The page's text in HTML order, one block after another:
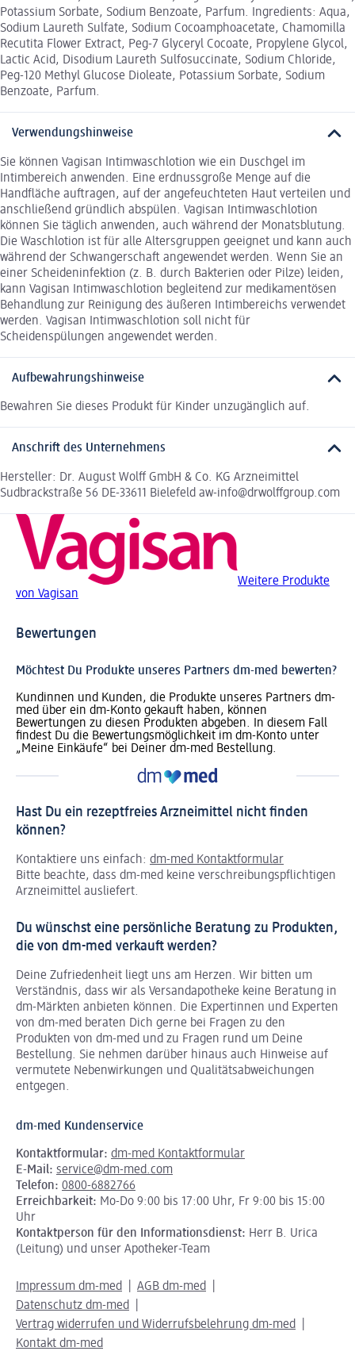
Potassium Sorbate, Sodium Benzoate, Parfum. Ingredients: Aqua,
Sodium Laureth Sulfate, Sodium Cocoamphoacetate, Chamomilla
Recutita Flower Extract, Peg-7 Glyceryl Cocoate, Propylene Glycol,
Lactic Acid, Disodium Laureth Sulfosuccinate, Sodium Chloride,
Peg-120 Methyl Glucose Dioleate, Potassium Sorbate, Sodium
Benzoate, Parfum.
Verwendungshinweise
Sie können Vagisan Intimwaschlotion wie ein Duschgel im
Intimbereich anwenden. Eine erdnussgroße Menge auf die
Handfläche auftragen, auf der angefeuchteten Haut verteilen und
anschließend gründlich abspülen. Vagisan Intimwaschlotion
können Sie täglich anwenden, auch während der Monatsblutung.
Die Waschlotion ist für alle Altersgruppen geeignet und kann auch
während der Schwangerschaft angewendet werden. Wenn Sie an
einer Scheideninfektion (z. B. durch Bakterien oder Pilze) leiden,
kann Vagisan Intimwaschlotion begleitend zur medikamentösen
Behandlung zur Reinigung des äußeren Intimbereichs verwendet
werden. Vagisan Intimwaschlotion soll nicht für
Scheidenspülungen angewendet werden.
Aufbewahrungshinweise
Bewahren Sie dieses Produkt für Kinder unzugänglich auf.
Anschrift des Unternehmens
Hersteller: Dr. August Wolff GmbH & Co. KG Arzneimittel
Sudbrackstraße 56 DE-33611 Bielefeld aw-info@drwolffgroup.com
Weitere Produkte
von Vagisan
Bewertungen
Möchtest Du Produkte unseres Partners dm-med bewerten?
Kundinnen und Kunden, die Produkte unseres Partners dm-
med über ein dm-Konto gekauft haben, können
Bewertungen zu diesen Produkten abgeben. In diesem Fall
findest Du die Bewertungsmöglichkeit im dm-Konto unter
„Meine Einkäufe“ bei Deiner dm-med Bestellung.
Hast Du ein rezeptfreies Arzneimittel nicht finden
können?
Kontaktiere uns einfach: dm-med Kontaktformular
Bitte beachte, dass dm-med keine verschreibungspflichtigen
Arzneimittel ausliefert.
Du wünschst eine persönliche Beratung zu Produkten,
die von dm-med verkauft werden?
Deine Zufriedenheit liegt uns am Herzen. Wir bitten um
Verständnis, dass wir als Versandapotheke keine Beratung in
dm-Märkten anbieten können. Die Expertinnen und Experten
von dm-med beraten Dich gerne bei Fragen zu den
Produkten von dm-med und zu Fragen rund um Deine
Bestellung. Sie nehmen darüber hinaus auch Hinweise auf
vermutete Nebenwirkungen und Qualitätsabweichungen
entgegen.
dm-med Kundenservice
Kontaktformular: dm-med Kontaktformular
E-Mail: service@dm-med.com
Telefon: 0800-6882766
Erreichbarkeit: Mo-Do 9:00 bis 17:00 Uhr, Fr 9:00 bis 15:00
Uhr
Kontaktperson für den Informationsdienst: Herr B. Urica
(Leitung) und unser Apotheker-Team
Impressum dm-med
AGB dm-med
Datenschutz dm-med
Vertrag widerrufen und Widerrufsbelehrung dm-med
Kontakt dm-med